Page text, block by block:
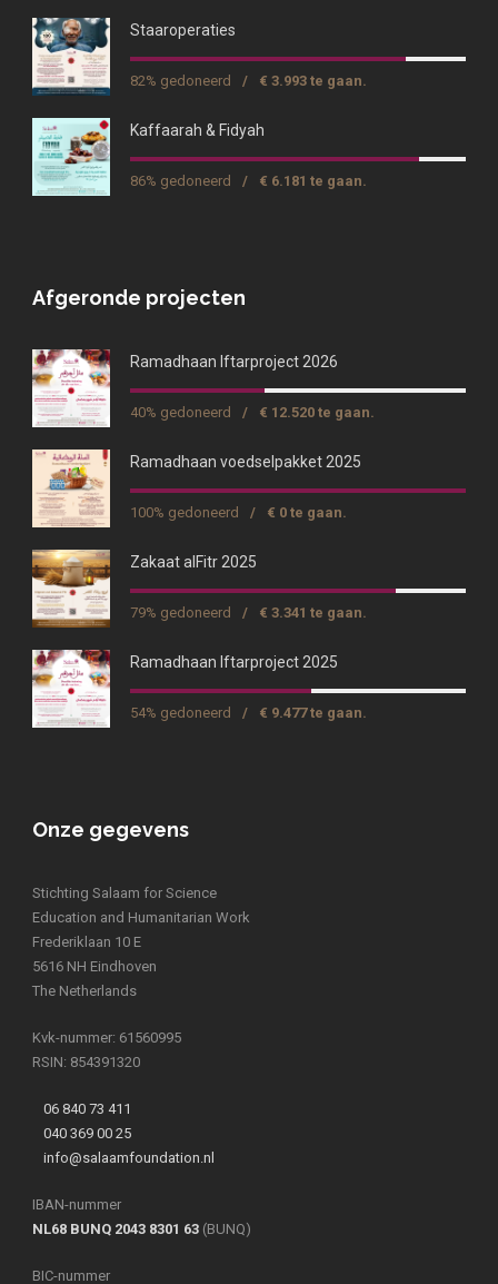
Staaroperaties
82% gedoneerd / € 3.993 te gaan.
Kaffaarah & Fidyah
86% gedoneerd / € 6.181 te gaan.
Afgeronde projecten
Ramadhaan Iftarproject 2026
40% gedoneerd / € 12.520 te gaan.
Ramadhaan voedselpakket 2025
100% gedoneerd / € 0 te gaan.
Zakaat alFitr 2025
79% gedoneerd / € 3.341 te gaan.
Ramadhaan Iftarproject 2025
54% gedoneerd / € 9.477 te gaan.
Onze gegevens
Stichting Salaam for Science
Education and Humanitarian Work
Frederiklaan 10 E
5616 NH Eindhoven
The Netherlands
Kvk-nummer: 61560995
RSIN: 854391320
06 840 73 411
040 369 00 25
info@salaamfoundation.nl
IBAN-nummer
NL68 BUNQ 2043 8301 63 (BUNQ)
BIC-nummer